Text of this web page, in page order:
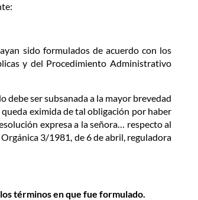
sido formulados de acuerdo con los
y del Procedimiento Administrativo
debe ser subsanada a la mayor brevedad
eximida de tal obligación por haber
expresa a la señora… respecto al
3/1981, de 6 de abril, reguladora
términos en que fue formulado.